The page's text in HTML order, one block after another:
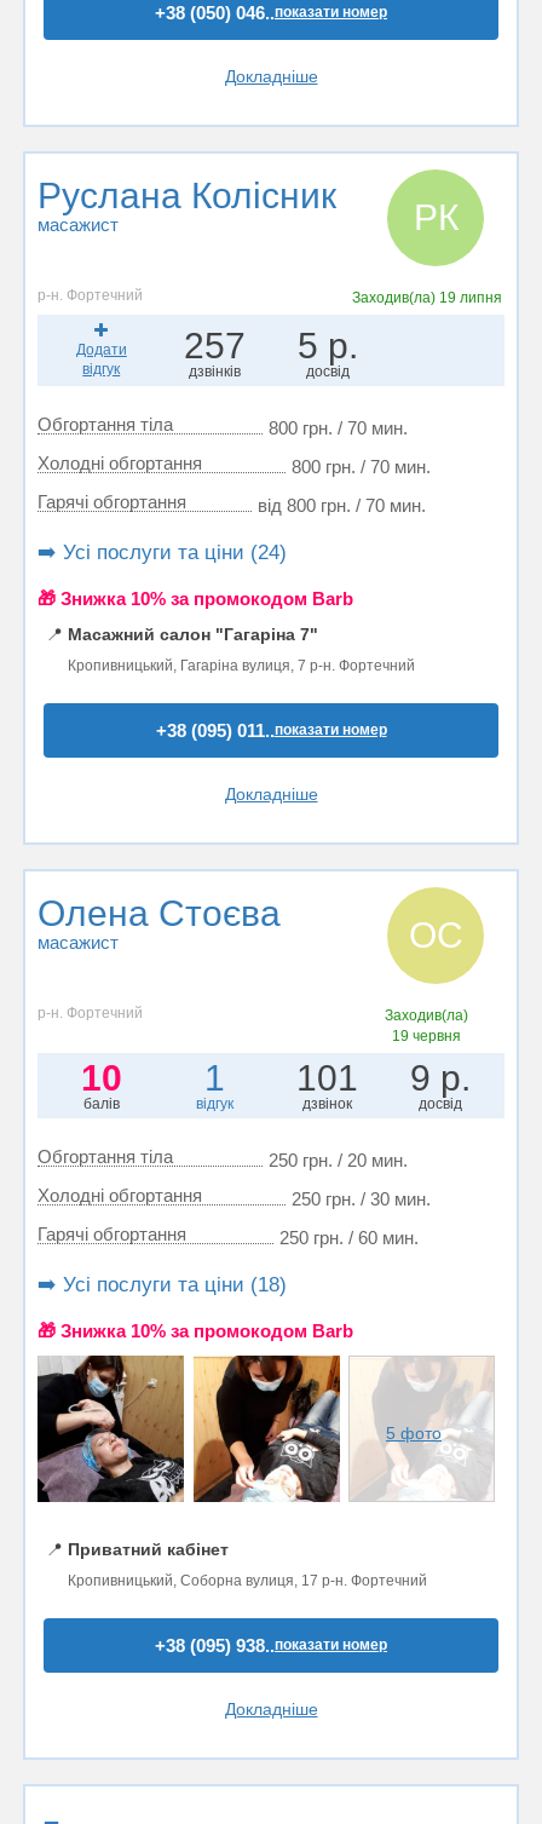
+38 (050) 046..показати номер
Докладніше
Руслана Колісник
масажист РК
р-н. Фортечний Заходив(ла) 19 липня
Додати
відгук
257
дзвінків
5 р.
досвід
Обгортання тіла
800 грн. / 70 мин.
Холодні обгортання
800 грн. / 70 мин.
Гарячі обгортання
від 800 грн. / 70 мин.
➡️ Усі послуги та ціни (24)
🎁 Знижка 10% за промокодом Barb
📍 Масажний салон "Гагаріна 7"
Кропивницький, Гагаріна вулиця, 7 р-н. Фортечний
+38 (095) 011..показати номер
Докладніше
Олена Стоєва
масажист ОС
р-н. Фортечний
Заходив(ла)
19 червня
10
балів
1
відгук
101
дзвінок
9 р.
досвід
Обгортання тіла
250 грн. / 20 мин.
Холодні обгортання
250 грн. / 30 мин.
Гарячі обгортання
250 грн. / 60 мин.
➡️ Усі послуги та ціни (18)
🎁 Знижка 10% за промокодом Barb
5 фото
📍 Приватний кабінет
Кропивницький, Соборна вулиця, 17 р-н. Фортечний
+38 (095) 938..показати номер
Докладніше